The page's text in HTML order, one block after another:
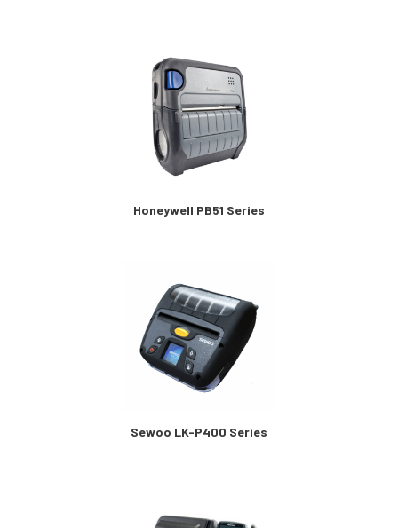
Honeywell PB51 Series
Sewoo LK-P400 Series